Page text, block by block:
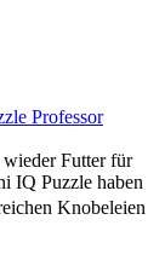
Professor
Futter für
IQ Puzzle haben
Knobeleien